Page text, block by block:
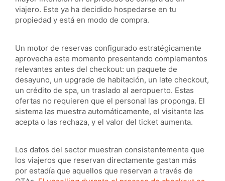
viajero. Este ya ha decidido hospedarse en tu
propiedad y está en modo de compra.
Un motor de reservas configurado estratégicamente
aprovecha este momento presentando complementos
relevantes antes del checkout: un paquete de
desayuno, un upgrade de habitación, un late checkout,
un crédito de spa, un traslado al aeropuerto. Estas
ofertas no requieren que el personal las proponga. El
sistema las muestra automáticamente, el visitante las
acepta o las rechaza, y el valor del ticket aumenta.
Los datos del sector muestran consistentemente que
los viajeros que reservan directamente gastan más
por estadía que aquellos que reservan a través de